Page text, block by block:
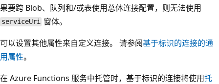
果要跨 Blob、队列和/或表使用总体连接配置，则无法使用
serviceUri 窗体。
可以设置其他属性来自定义连接。 请参阅基于标识的连接的通
用属性。
在 Azure Functions 服务中托管时，基于标识的连接将使用托